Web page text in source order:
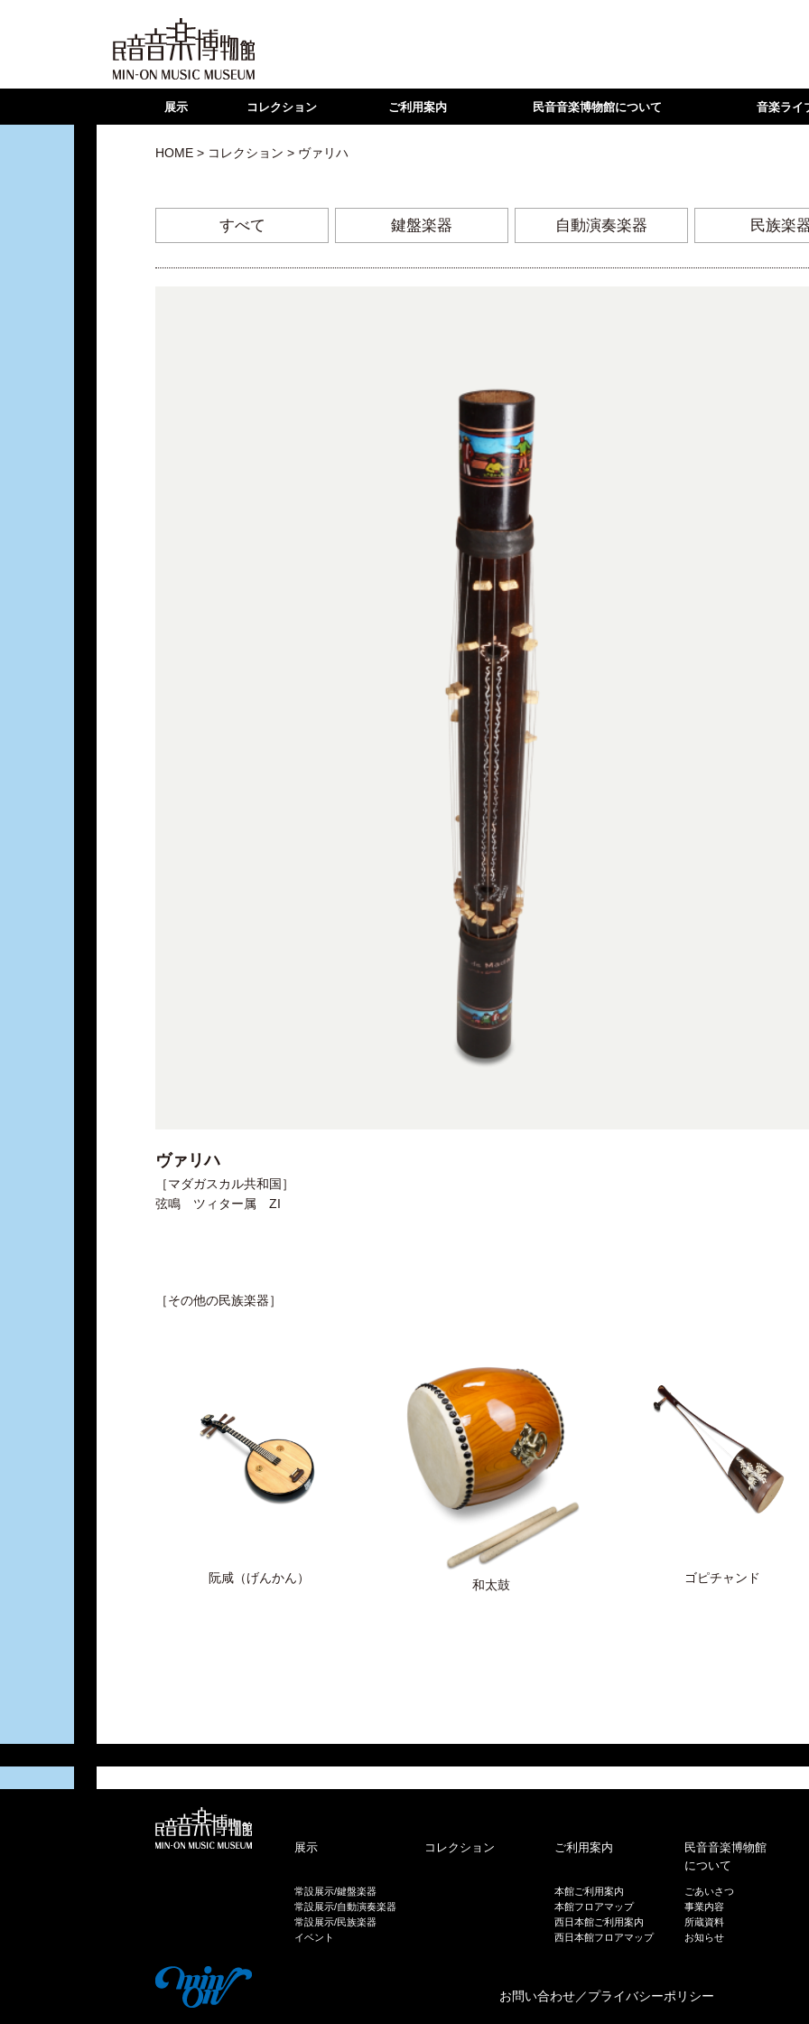
展示 コレクション ご利用案内 民音音楽博物館について 音楽ライ
HOME > コレクション > ヴァリハ
すべて 鍵盤楽器 自動演奏楽器 民族楽
ヴァリハ
［マダガスカル共和国］
弦鳴 ツィター属 ZI
［その他の民族楽器］
阮咸（げんかん） 和太鼓 ゴピチャンド
展示
常設展示/鍵盤楽器
常設展示/自動演奏楽器
常設展示/民族楽器
イベント
コレクション ご利用案内
本館ご利用案内
本館フロアマップ
西日本館ご利用案内
西日本館フロアマップ
民音音楽博物館
について
ごあいさつ
事業内容
所蔵資料
お知らせ
お問い合わせ／プライバシーポリシー